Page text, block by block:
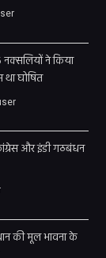
ने किया
घोषित
और इंडी गठबंधन
की मूल भावना के